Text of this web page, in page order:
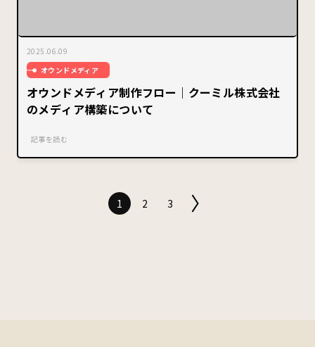
2025.06.09
オウンドメディア
オウンドメディア制作フロー｜クーミル株式会社
のメディア構築について
記事を読む
1 2 3